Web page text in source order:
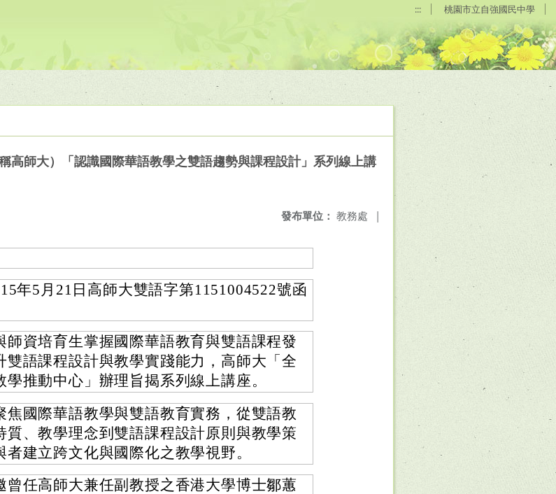
::: 桃園市立自強國民中學
高師大）「認識國際華語教學之雙語趨勢與課程設計」系列線上講
發布單位： 教務處 |
年5月21日高師大雙語字第1151004522號函
師資培育生掌握國際華語教育與雙語課程發
雙語課程設計與教學實踐能力，高師大「全
學推動中心」辦理旨揭系列線上講座。
焦國際華語教學與雙語教育實務，從雙語教
質、教學理念到雙語課程設計原則與教學策
者建立跨文化與國際化之教學視野。
曾任高師大兼任副教授之香港大學博士鄒蕙